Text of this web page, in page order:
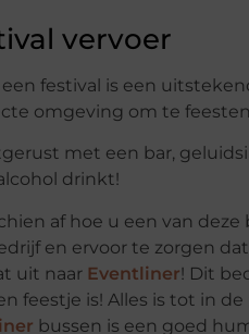
vervoer
festival is een
omgeving om te
met een bar,
drinkt!
af hoe u een van
en ervoor te zorgen
uit naar Eventliner! Dit
feestje is! Alles is tot in
bussen is een goed